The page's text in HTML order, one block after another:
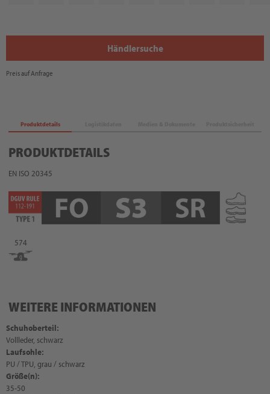
Händlersuche
Preis auf Anfrage
Produktdetails
PRODUKTDETAILS
EN ISO 20345
574
WEITERE INFORMATIONEN
Schuhoberteil:
Vollleder, schwarz
Laufsohle:
PU / TPU, grau / schwarz
Größe(n):
35-50